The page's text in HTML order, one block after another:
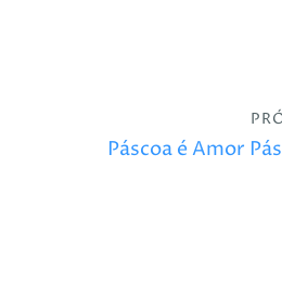
Páscoa é Amor